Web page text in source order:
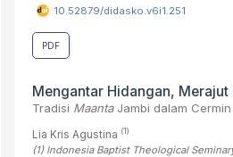
10.52879/didasko.v6i1.251
PDF
Mengantar Hidangan, Merajut
Tradisi MaantaJambi dalam
Lia Kris Agustina (1)
(1) Indonesia Baptist Theological